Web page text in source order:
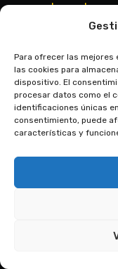
Para ofrecer las mejores
las cookies para
dispositivo. El
procesar datos como el
identificaciones únicas
consentimiento, puede
características y